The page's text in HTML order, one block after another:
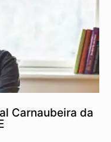
Carnaubeira da